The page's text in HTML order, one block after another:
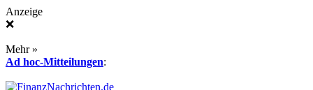
Anzeige
❌
Mehr »
Ad hoc-Mitteilungen: